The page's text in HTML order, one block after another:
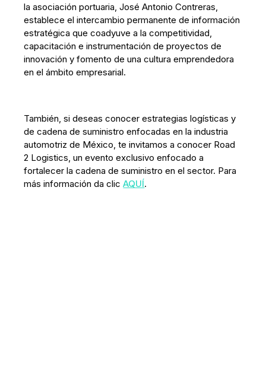
la asociación portuaria, José Antonio Contreras,
establece el intercambio permanente de información
estratégica que coadyuve a la competitividad,
capacitación e instrumentación de proyectos de
innovación y fomento de una cultura emprendedora
en el ámbito empresarial.
También, si deseas conocer estrategias logísticas y
de cadena de suministro enfocadas en la industria
automotriz de México, te invitamos a conocer Road
2 Logistics, un evento exclusivo enfocado a
fortalecer la cadena de suministro en el sector. Para
más información da clicAQUÍ.